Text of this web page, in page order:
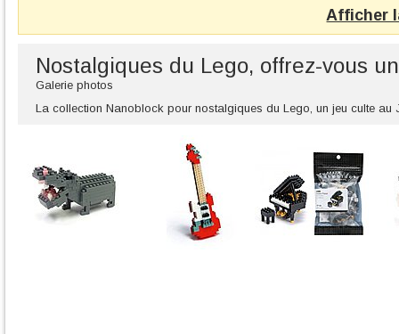
Afficher
Nostalgiques du Lego, offrez-vous
Galerie photos
La collection Nanoblock pour nostalgiques du Lego, un jeu culte au